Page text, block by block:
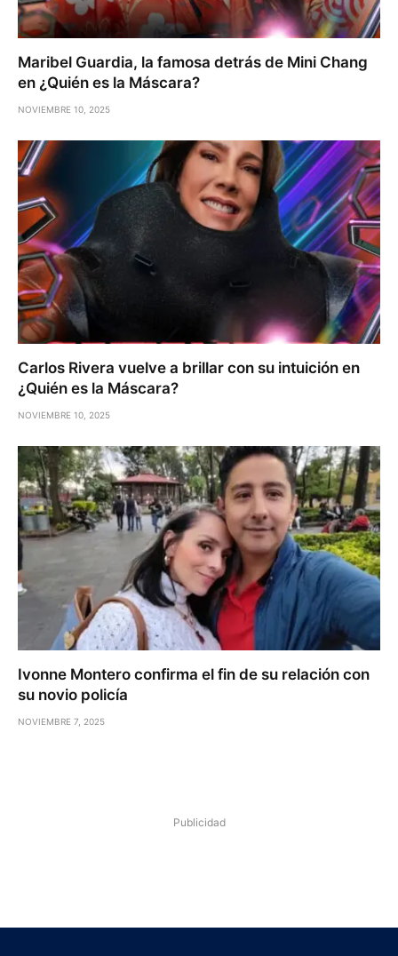
Maribel Guardia, la famosa detrás de Mini Chang
en ¿Quién es la Máscara?
NOVIEMBRE 10, 2025
Carlos Rivera vuelve a brillar con su intuición en
¿Quién es la Máscara?
NOVIEMBRE 10, 2025
Ivonne Montero confirma el fin de su relación con
su novio policía
NOVIEMBRE 7, 2025
Publicidad